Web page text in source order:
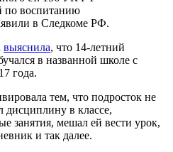
по воспитанию
в Следкоме РФ.
выяснила, что 14-летний
в названной школе с
года.
тем, что подросток не
дисциплину в классе,
занятия, мешал ей вести урок,
и так далее.